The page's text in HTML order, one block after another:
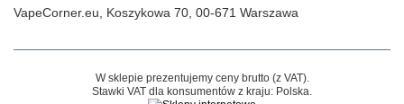
VapeCorner.eu
Koszykowa 70 00-671 Warszawa
W sklepie prezentujemy ceny brutto (z VAT).
Stawki VAT dla konsumentów z kraju: Polska.